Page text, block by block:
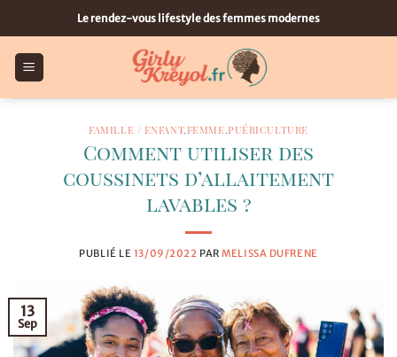
au
contenu
Le rendez-vous lifestyle des femmes modernes
FAMILLE / ENFANT,FEMME,PUÉRICULTURE
Comment utiliser des
coussinets d’allaitement
lavables ?
PUBLIÉ LE 13/09/2022 PARMELISSA DUFRENE
13
Sep